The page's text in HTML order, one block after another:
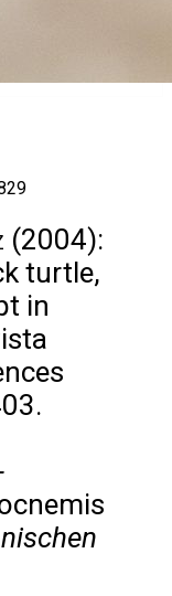
(2004):
turtle,
in